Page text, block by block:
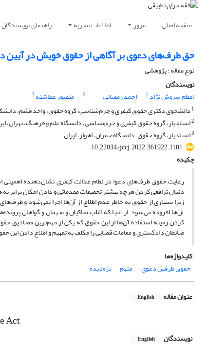
صفحه اصلی مرور اطلاعات نشریه راهنمای نویسندگان
حق طرف‌های دعوی بر آگاهی از حقوق خویش در آیین
نوع مقاله : پژوهشی
نویسندگان
اعظم سروش نژاد 1 احمد رمضانی 2 منصور عطاشنه 3
1 دانشجوی دکتری حقوق کیفری و جرم‌شناسی، گروه حقوق، واحد قشم،
2استادیار، گروه حقوق کیفری و جرم‌شناسی، دانشگاه علم و فرهنگ، تهران،
3استادیار، گروه حقوق، دانشگاه چمران، اهواز، ایران.
10.22034/jccj.2022.361922.1101
چکیده
دنبال ترافعی کردن هرچه بیشتر تحقیقات مقدماتی و دادن امکان
زیرا بسیاری از حقوق به خاطر عدم اطلاع از آن‌ها اجرا نمی‌شود و
آن‌ها افزوده می‌شود. از آنجا که اغلب شاکیان و متهمان و گواهان
کردن زمینه استفاده آن‌ها از این حقوق که یکی از مهم‌ترین مصادیق
ضابطان دادگستری و مقامات قضایی را مکلف به تفهیم و اطلاع دادن
کلیدواژه‌ها
حقوق طرفین دعوی
متهم بزه‌دیده
عنوان مقاله English
Act
نویسندگان English